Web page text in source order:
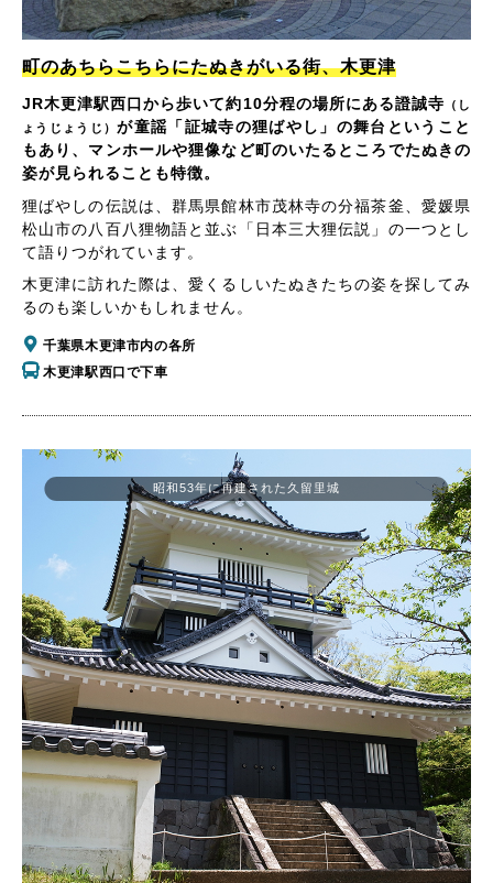
町のあちらこちらにたぬきがいる街、木更津
JR木更津駅西口から歩いて約10分程の場所にある證誠寺 （し
ょうじょうじ）が童謡「証城寺の狸ばやし」の舞台ということ
もあり、マンホールや狸像など町のいたるところでたぬきの
姿が見られることも特徴。
狸ばやしの伝説は、群馬県館林市茂林寺の分福茶釜、愛媛県
松山市の八百八狸物語と並ぶ「日本三大狸伝説」の一つとし
て語りつがれています。
木更津に訪れた際は、愛くるしいたぬきたちの姿を探してみ
るのも楽しいかもしれません。
千葉県木更津市内の各所
木更津駅西口で下車
昭和53年に再建された久留里城